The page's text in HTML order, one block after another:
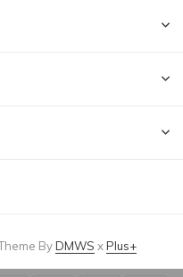
ByDMWS xPlus+